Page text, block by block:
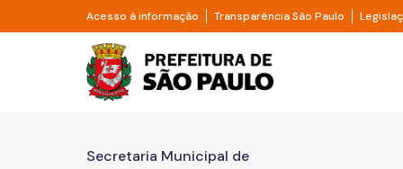
Pular para o Conteúdo principal
Acesso à informação Divisor de acesso à informação
Transparência São Paulo Divisor
Prefeitura de São
Secretaria Municipal de